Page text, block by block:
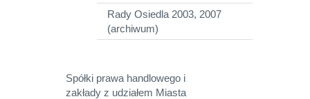
Rady Osiedla 2003, 2007
(archiwum)
Spółki prawa handlowego i
zakłady z udziałem Miasta